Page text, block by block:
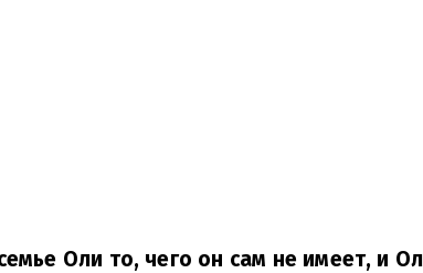
Оли то, чего он сам не имеет, и